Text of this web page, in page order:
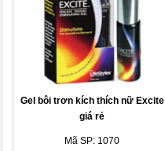
Gel bôi trơn kích thích nữ Excite
giá rẻ
Mã SP: 1070